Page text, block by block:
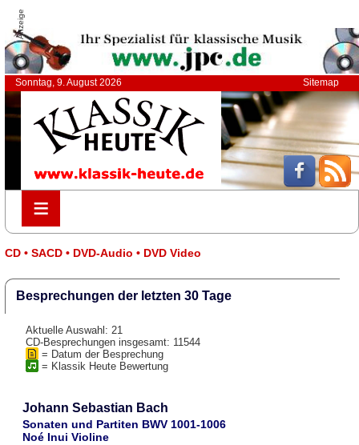
Anzeige
Sonntag, 9. August 2026 Sitemap
≡
≡
CD • SACD • DVD-Audio • DVD Video
Besprechungen der letzten 30 Tage
Aktuelle Auswahl: 21
CD-Besprechungen insgesamt: 11544
= Datum der Besprechung
= Klassik Heute Bewertung
Johann Sebastian Bach
Sonaten und Partiten BWV 1001-1006
Noé Inui Violine